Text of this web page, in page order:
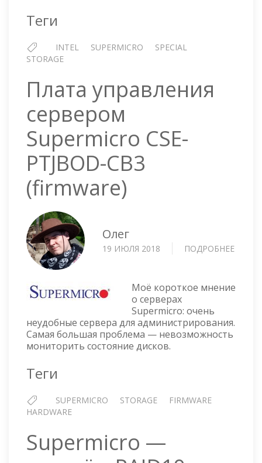
Теги
INTEL SUPERMICRO
SPECIAL
STORAGE
Плата управления
сервером
Supermicro CSE-
PTJBOD-CB3
(firmware)
Олег
19 ИЮЛЯ 2018 ПОДРОБНЕЕ
Моё короткое мнение
о серверах
Supermicro: очень
неудобные сервера для администрирования.
Самая большая проблема — невозможность
мониторить состояние дисков.
Теги
SUPERMICRO STORAGE
FIRMWARE
HARDWARE
Supermicro —